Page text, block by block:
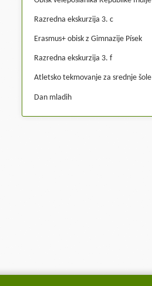
Razredna ekskurzija 3. c
Erasmus+ obisk z Gimnazije Písek
Razredna ekskurzija 3. f
Atletsko tekmovanje za srednje šole
Dan mladih